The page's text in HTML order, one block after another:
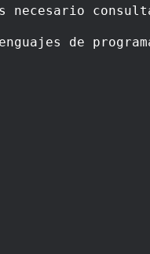
necesario
de